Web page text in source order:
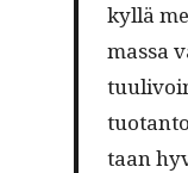
kyl­lä
mas­sa
taan